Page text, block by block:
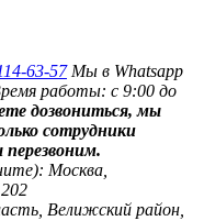
63-57 Мы в Whatsapp
работы: с 9:00 до
дозвониться, мы
сотрудники
перезвоним.
Москва,
Велижский район,